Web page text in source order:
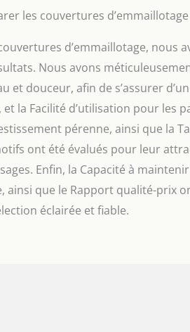
les couvertures d’emmaillotage
d’emmaillotage, nous
Nous avons
et douceur, afin de s’assurer
la Facilité d’utilisation pour les
pérenne, ainsi que la
ont été évalués pour leur
Enfin, la Capacité à
ainsi que le Rapport qualité-prix
éclairée et fiable.